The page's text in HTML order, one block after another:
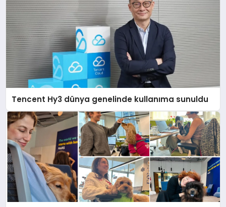
Tencent Hy3 dünya genelinde kullanıma sunuldu